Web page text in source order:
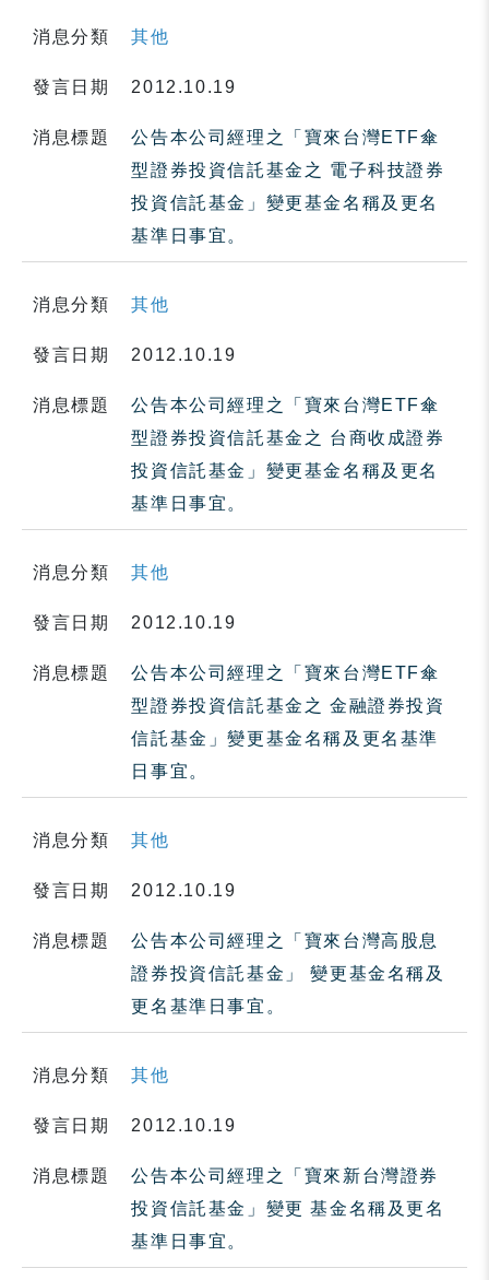
消息分類 其他
發言日期 2012.10.19
消息標題
公告本公司經理之「寶來台灣ETF傘
型證券投資信託基金之 電子科技證券
投資信託基金」變更基金名稱及更名
基準日事宜。
消息分類 其他
發言日期 2012.10.19
消息標題
公告本公司經理之「寶來台灣ETF傘
型證券投資信託基金之 台商收成證券
投資信託基金」變更基金名稱及更名
基準日事宜。
消息分類 其他
發言日期 2012.10.19
消息標題
公告本公司經理之「寶來台灣ETF傘
型證券投資信託基金之 金融證券投資
信託基金」變更基金名稱及更名基準
日事宜。
消息分類 其他
發言日期 2012.10.19
消息標題
公告本公司經理之「寶來台灣高股息
證券投資信託基金」 變更基金名稱及
更名基準日事宜。
消息分類 其他
發言日期 2012.10.19
消息標題
公告本公司經理之「寶來新台灣證券
投資信託基金」變更 基金名稱及更名
基準日事宜。